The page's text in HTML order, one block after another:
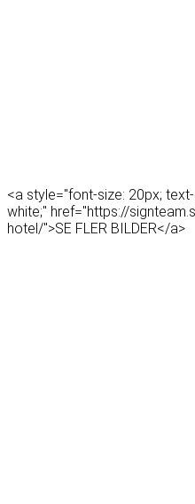
<a style="font-size: 20px;
white;" href="https://
hotel/">SE FLER BILDER</a>